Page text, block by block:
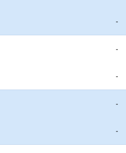
-
-
-
-
-